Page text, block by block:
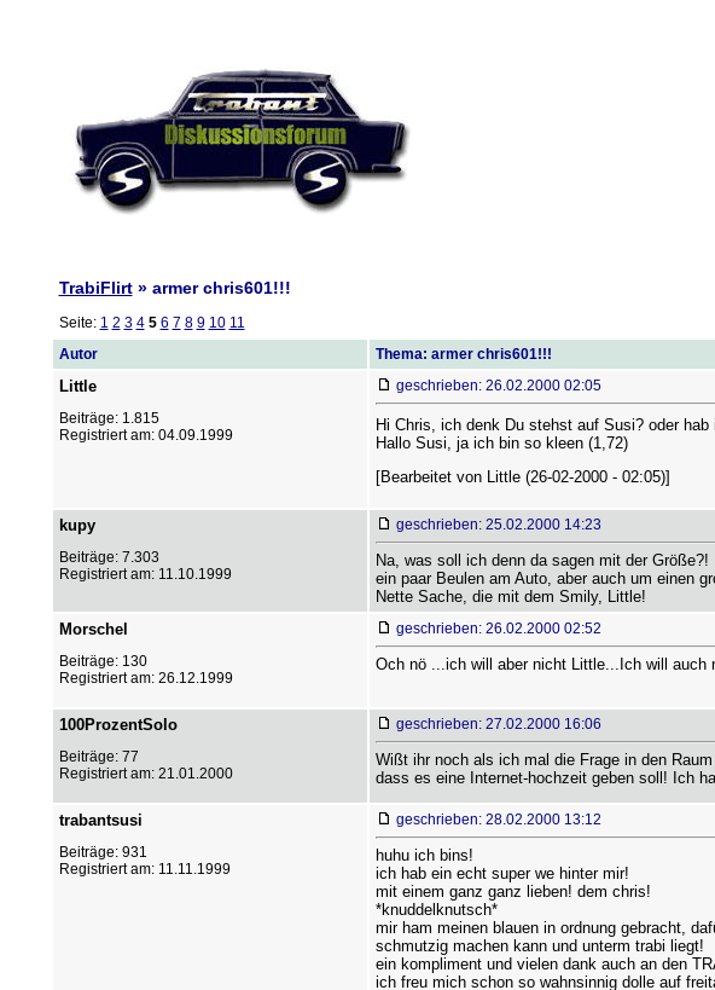
TrabiFlirt» armer chris601!!!
Seite: 1 2 3 4 5 6 7 8 9 10 11
Autor
Thema: armer chris601!!!
Little
Beiträge: 1.815
Registriert am: 04.09.1999
geschrieben: 26.02.2000 02:05
Hi Chris, ich denk Du stehst auf Susi? oder
Hallo Susi, ja ich bin so kleen (1,72)
[Bearbeitet von Little (26-02-2000 - 02:05)]
kupy
Beiträge: 7.303
Registriert am: 11.10.1999
geschrieben: 25.02.2000 14:23
Na, was soll ich denn da sagen mit der
ein paar Beulen am Auto, aber auch um einen
Nette Sache, die mit dem Smily, Little!
Morschel
Beiträge: 130
Registriert am: 26.12.1999
geschrieben: 26.02.2000 02:52
Och nö ...ich will aber nicht Little...Ich will auch
100ProzentSolo
Beiträge: 77
Registriert am: 21.01.2000
geschrieben: 27.02.2000 16:06
Wißt ihr noch als ich mal die Frage in den
dass es eine Internet-hochzeit geben soll! Ich
trabantsusi
Beiträge: 931
Registriert am: 11.11.1999
geschrieben: 28.02.2000 13:12
huhu ich bins!
ich hab ein echt super we hinter mir!
mit einem ganz ganz lieben! dem chris!
*knuddelknutsch*
mir ham meinen blauen in ordnung gebracht,
schmutzig machen kann und unterm trabi liegt!
ein kompliment und vielen dank auch an den
ich freu mich schon so wahnsinnig dolle auf